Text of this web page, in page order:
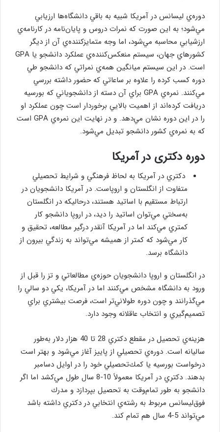
دوره‌ي ليسانس در آمريكا شبيه به باقي دانشگاه‌ها ارزيابي
مي‌شود؛ به اين صورت كه نمرات دروس و پايان‌نامه در كارنامه‌ي
ارزشيابي محاسبه مي‌شود، اما وجه متمايزكننده‌ي آن از ديگر
كشورهاي جهان، سيستم منعكس‌كننده‌ي عملكرد دانشجو يا GPA
است. در اين سيستم ميانگين همه‌ي نمراتي كه دانشجو طي
دوره كسب كرده را علاوه بر ساعاتي كه حضور داشته بررسي
مي‌كنند. نمره‌ي GPA براي آن دسته از دانشجوياني كه بورسيه
دريافت كرده‌اند از اهميت بالايي برخوردار است چون عملكرد او
را در اين دوره نشان مي‌دهد. و در نهايت اين نمره‌ي GPA است
كه به نمره‌ي كشور دانشجو تبديل مي‌شود.
دوره دکتری در آمریکا
دكتري در آمريكا به لحاظ فرهنگي و شرايط تحصيلي
متفاوت از انگلستان و اروپاست. در آمريكا دانشجويان در
ارتباط مستقيم با اساتيد هستند، درحاليكه در انگلستان
به‌سختي مي‌توان اساتيد را ديد، در اروپا دانشجو كار
كمتري مي‌كند اما در آمريكا آنقدر درگير مطالعه، تحقيق و
كار مي‌شود كه كمتر از هميشه مي‌تواند به زندگي بيرون از
دانشگاه برسد.
در انگلستان و اروپا دانشجويان حوزه‌ي مطالعاتي و تز را قبل از
ورود به دانشگاه مشخص مي‌كنند اما در آمريكا، يكي دو سالي را
مي‌گذرانند و چون دوره طولاني‌تر است، فرصت بيشتري براي
تصميم‌گيري و انتخاب عاقلانه وجود دارد.
هزينه‌ي تحصيل در مقطع دكتري 28 تا 40 هزار دلار به‌طور
ساليانه است. دوره‌ي تحصيلي از پاييز آغاز مي‌شود و بهتر است
درخواست بورسيه يا كمك‌تحصيلي خود را در اوايل دسامبر
بدهند. دكتري در آمريكا معمولاً 10-8 سال طول مي‌كشد اما اگر
دانشجو به طور تمام‌وقت به تحصيل بپردازد و مدرك
فوق‌ليسانس مربوط به رشته‌ي انتخابي در دكتري داشته باشد
مي‌تواند 5-4 سال هم تمام كند.